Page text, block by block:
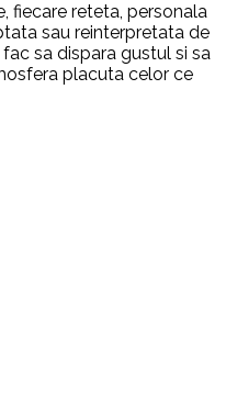
fiecare reteta, personala
sau reinterpretata de
sa dispara gustul si sa
placuta celor ce